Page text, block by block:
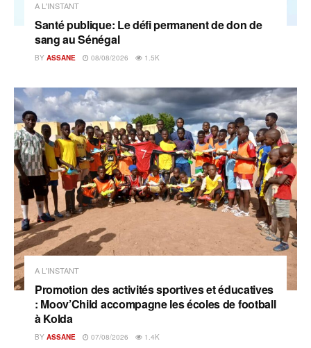
A L'INSTANT
Santé publique: Le défi permanent de don de
sang au Sénégal
BY ASSANE 08/08/2026 1.5K
A L'INSTANT
Promotion des activités sportives et éducatives
: Moov’Child accompagne les écoles de football
à Kolda
BY ASSANE 07/08/2026 1.4K